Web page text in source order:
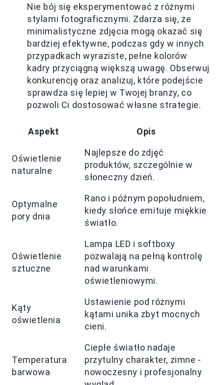
Nie bój się eksperymentować z różnymi
stylami fotograficznymi. Zdarza się, że
minimalistyczne zdjęcia mogą okazać się
bardziej efektywne, podczas gdy w innych
przypadkach wyraziste, pełne kolorów
kadry przyciągną większą uwagę. Obserwuj
konkurencję oraz analizuj, które podejście
sprawdza się lepiej w Twojej branży, co
pozwoli Ci dostosować własne strategie.
Aspekt Opis
Oświetlenie
naturalne
Najlepsze do zdjęć
produktów, szczególnie w
słoneczny dzień.
Optymalne
pory dnia
Rano i późnym popołudniem,
kiedy słońce emituje miękkie
światło.
Oświetlenie
sztuczne
Lampa LED i softboxy
pozwalają na pełną kontrolę
nad warunkami
oświetleniowymi.
Kąty
oświetlenia
Ustawienie pod różnymi
kątami unika zbyt mocnych
cieni.
Temperatura
barwowa
Ciepłe światło nadaje
przytulny charakter, zimne -
nowoczesny i profesjonalny